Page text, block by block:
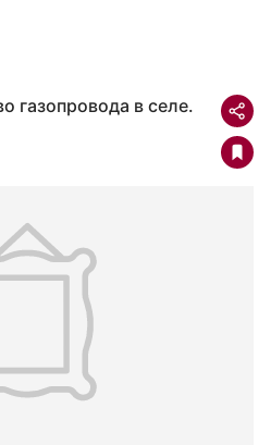
газопровода в селе.